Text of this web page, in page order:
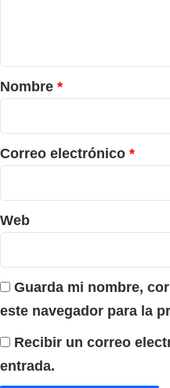
r
i
o
*
Nombre *
Correo electrónico *
Web
Guarda mi nombre,
este navegador para la
Recibir un correo
entrada.